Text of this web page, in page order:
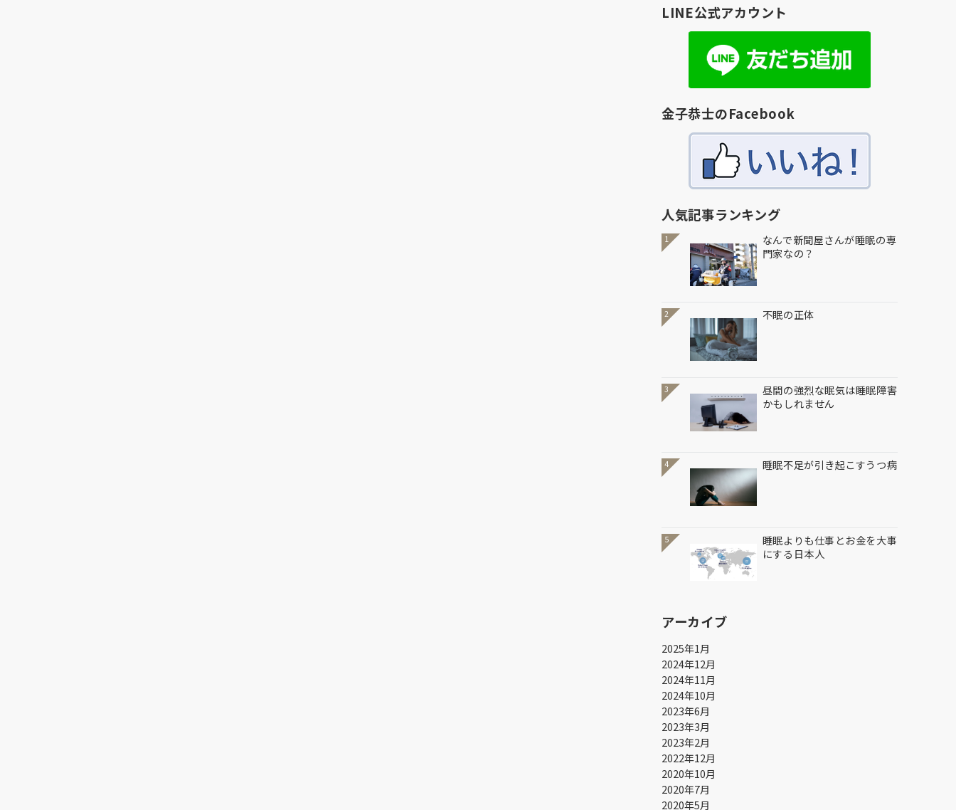
LINE公式アカウント
金子恭士のFacebook
人気記事ランキング
1
なんで新聞屋さんが睡眠の専
門家なの？
2 不眠の正体
3
昼間の強烈な眠気は睡眠障害
かもしれません
4 睡眠不足が引き起こすうつ病
5
睡眠よりも仕事とお金を大事
にする日本人
アーカイブ
2025年1月
2024年12月
2024年11月
2024年10月
2023年6月
2023年3月
2023年2月
2022年12月
2020年10月
2020年7月
2020年5月